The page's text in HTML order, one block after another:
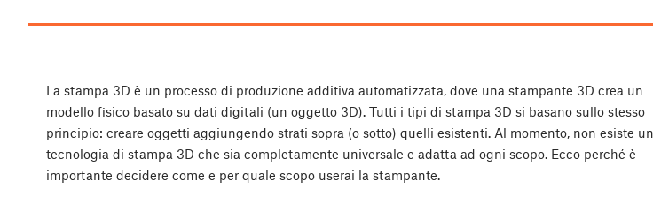
La stampa 3D è un processo di produzione additiva automatizzata, dove una stampante 3D crea un
modello fisico basato su dati digitali (un oggetto 3D). Tutti i tipi di stampa 3D si basano sullo stesso
principio: creare oggetti aggiungendo strati sopra (o sotto) quelli esistenti. Al momento, non esiste
tecnologia di stampa 3D che sia completamente universale e adatta ad ogni scopo. Ecco perché è
importante decidere come e per quale scopo userai la stampante.